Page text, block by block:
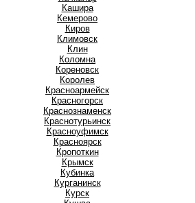
Кашира
Кемерово
Киров
Климовск
Клин
Коломна
Кореновск
Королев
Красноармейск
Красногорск
Краснознаменск
Краснотурьинск
Красноуфимск
Красноярск
Кропоткин
Крымск
Кубинка
Курганинск
Курск